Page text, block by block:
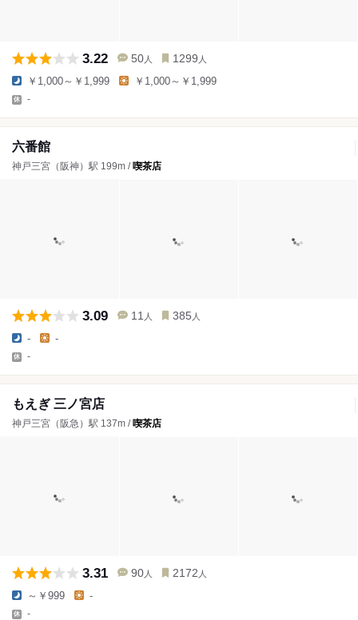
3.22 50 人 1299 人
￥1,000～￥1,999 ￥1,000～￥1,999
-
六番館
神戸三宮（阪神）駅 199m /喫茶店
3.09 11 人 385 人
- -
-
もえぎ 三ノ宮店
神戸三宮（阪急）駅 137m /喫茶店
3.31 90 人 2172 人
～￥999 -
-